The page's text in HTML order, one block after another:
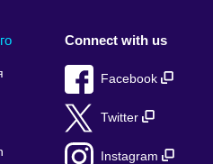
Connect with us
Facebook
Twitter
Instagram